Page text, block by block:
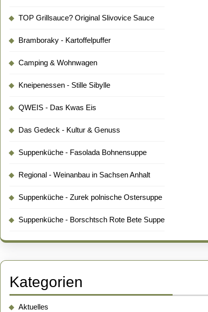
TOP Grillsauce? Original Slivovice Sauce
Bramboraky - Kartoffelpuffer
Camping & Wohnwagen
Kneipenessen - Stille Sibylle
QWEIS - Das Kwas Eis
Das Gedeck - Kultur & Genuss
Suppenküche - Fasolada Bohnensuppe
Regional - Weinanbau in Sachsen Anhalt
Suppenküche - Zurek polnische Ostersuppe
Suppenküche - Borschtsch Rote Bete Suppe
Kategorien
Aktuelles